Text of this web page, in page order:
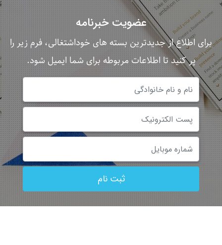
عضویت خبرنامه
برای اطلاع از جدیدترین بسته های خوداشتغالی، فرم زیر را
پر کنید تا اطلاعات مربوطه برای شما ایمیل شود.
ثبت نام